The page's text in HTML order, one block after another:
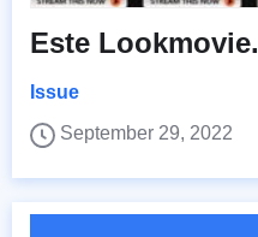
Este
Issue
September 29, 2022